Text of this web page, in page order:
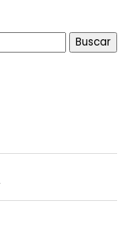
Buscar